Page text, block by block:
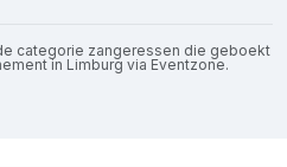
categorie zangeressen die geboekt
in Limburg via Eventzone.